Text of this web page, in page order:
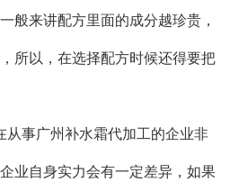
般来讲配方里面的成分越珍贵，
所以，在选择配方时候还得要把
事广州补水霜代加工的企业非
业自身实力会有一定差异，如果